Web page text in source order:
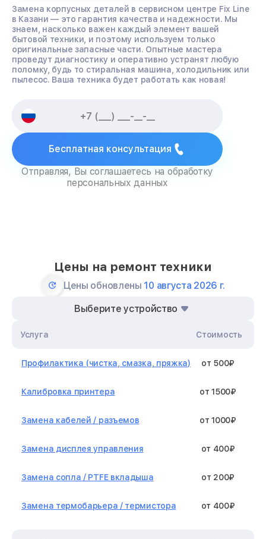
Замена корпусных деталей в сервисном центре Fix Line
в Казани — это гарантия качества и надежности. Мы
знаем, насколько важен каждый элемент вашей
бытовой техники, и поэтому используем только
оригинальные запасные части. Опытные мастера
проведут диагностику и оперативно устранят любую
поломку, будь то стиральная машина, холодильник или
пылесос. Ваша техника будет работать как новая!
Бесплатная консультация
Отправляя, Вы соглашаетесь на обработку
персональных данных
Цены на ремонт техники
Цены обновлены 10 августа 2026 г.
Выберите устройство
Услуга Стоимость
Профилактика (чистка, смазка, пряжка) от 500₽
Калибровка принтера от 1500₽
Замена кабелей / разъемов от 1000₽
Замена дисплея управления от 400₽
Замена сопла / PTFE вкладыша от 200₽
Замена термобарьера / термистора от 400₽